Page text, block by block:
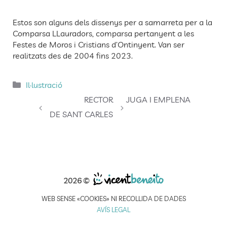
Estos son alguns dels dissenys per a samarreta per a la
Comparsa LLauradors, comparsa pertanyent a les
Festes de Moros i Cristians d’Ontinyent. Van ser
realitzats des de 2004 fins 2023.
Categories
Il·lustració
RECTOR
DE SANT CARLES
JUGA I EMPLENA
2026 ©
WEB SENSE «COOKIES» NI RECOLLIDA DE DADES
AVÍS LEGAL